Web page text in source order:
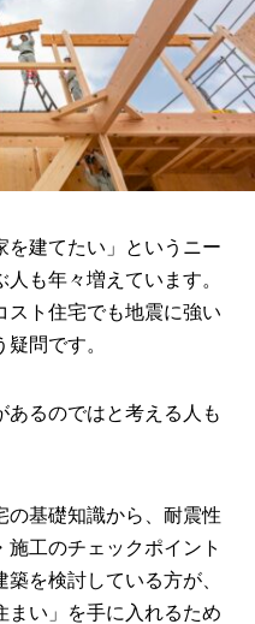
を建てたい」というニー
も年々増えています。
スト住宅でも地震に強い
問です。
あるのではと考える人も
の基礎知識から、耐震性
工のチェックポイント
を検討している方が、
まい」を手に入れるため